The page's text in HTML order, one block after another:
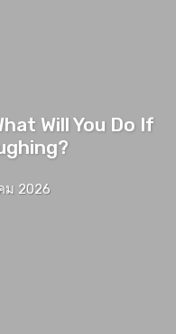
Will You Do If
ม 2026